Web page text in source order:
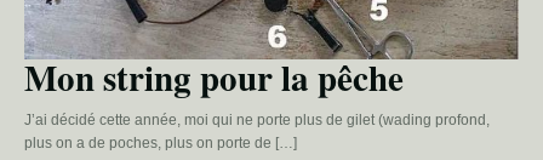
Mon string pour la pêche
J’ai décidé cette année, moi qui ne porte plus de gilet (wading profond,
plus on a de poches, plus on porte de […]